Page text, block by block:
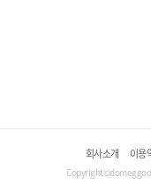
회사소개 이용